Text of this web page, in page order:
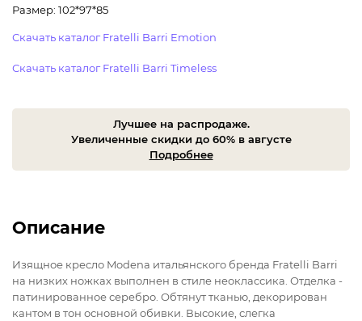
Размер: 102*97*85
Скачать каталог Fratelli Barri Emotion
Скачать каталог Fratelli Barri Timeless
Лучшее на распродаже.
Увеличенные скидки до 60% в августе
Подробнее
Описание
Изящное кресло Modena итальянского бренда Fratelli Barri
на низких ножках выполнен в стиле неоклассика. Отделка -
патинированное серебро. Обтянут тканью, декорирован
кантом в тон основной обивки. Высокие, слегка